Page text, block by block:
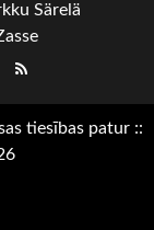
Särelä
RSS
tiesības patur ::